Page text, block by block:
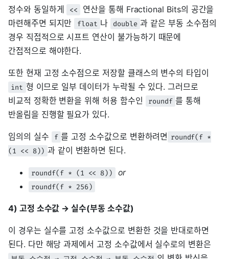
정수와 동일하게 <<
연산을 통해 Fractional Bits의 공간을
마련해주면 되지만
float 나 double 과 같은 부동 소수점의
경우 직접적으로 시프트 연산이 불가능하기 때문에
간접적으로 해야한다.
또한 현재 고정 소수점으로 저장할 클래스의 변수의 타입이
int 형 이므로 일부 데이터가 누락될 수 있다. 그러므로
비교적 정확한 변환을 위해 허용 함수인
roundf 를 통해
반올림을 진행할 필요가 있다.
임의의 실수 f 를 고정 소수값으로 변환하려면 roundf(f *
(1 << 8)) 과 같이 변환하면 된다.
roundf(f * (1 << 8)) or
roundf(f * 256)
4) 고정 소수값 → 실수(부동 소수값)
이 경우는 실수를 고정 소수값으로 변환한 것을 반대로하면
된다. 다만 해당 과제에서 고정 소수값에서 실수로의 변환은